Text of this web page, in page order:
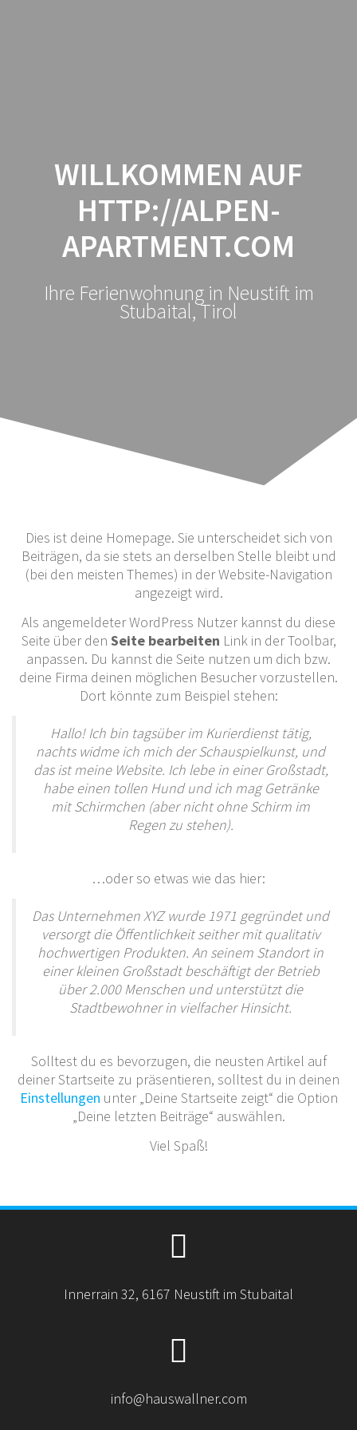
WILLKOMMEN AUF
HTTP://ALPEN-
APARTMENT.COM
Ihre Ferienwohnung in Neustift im
Stubaital, Tirol
Dies ist deine Homepage. Sie unterscheidet sich von
Beiträgen, da sie stets an derselben Stelle bleibt und
(bei den meisten Themes) in der Website-Navigation
angezeigt wird.
Als angemeldeter WordPress Nutzer kannst du diese
Seite über den Seite bearbeiten Link in der Toolbar,
anpassen. Du kannst die Seite nutzen um dich bzw.
deine Firma deinen möglichen Besucher vorzustellen.
Dort könnte zum Beispiel stehen:
Hallo! Ich bin tagsüber im Kurierdienst tätig,
nachts widme ich mich der Schauspielkunst, und
das ist meine Website. Ich lebe in einer Großstadt,
habe einen tollen Hund und ich mag Getränke
mit Schirmchen (aber nicht ohne Schirm im
Regen zu stehen).
…oder so etwas wie das hier:
Das Unternehmen XYZ wurde 1971 gegründet und
versorgt die Öffentlichkeit seither mit qualitativ
hochwertigen Produkten. An seinem Standort in
einer kleinen Großstadt beschäftigt der Betrieb
über 2.000 Menschen und unterstützt die
Stadtbewohner in vielfacher Hinsicht.
Solltest du es bevorzugen, die neusten Artikel auf
deiner Startseite zu präsentieren, solltest du in deinen
Einstellungen unter „Deine Startseite zeigt“ die Option
„Deine letzten Beiträge“ auswählen.
Viel Spaß!
Innerrain 32, 6167 Neustift im Stubaital
info@hauswallner.com